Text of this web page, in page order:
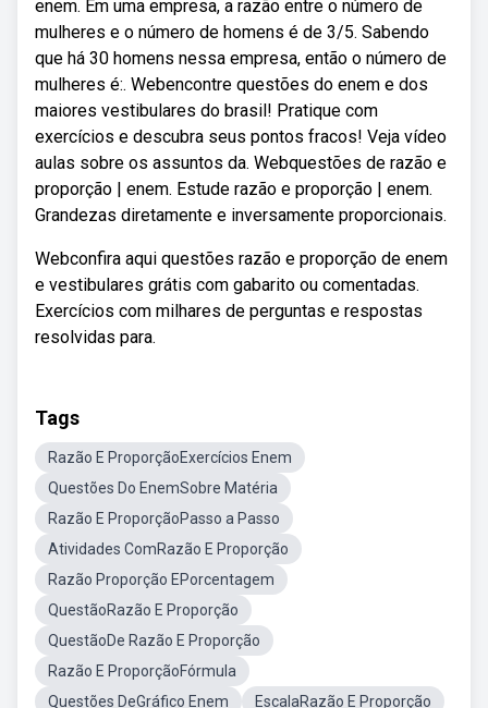
enem. Em uma empresa, a razão entre o número de
mulheres e o número de homens é de 3/5. Sabendo
que há 30 homens nessa empresa, então o número de
mulheres é:. Webencontre questões do enem e dos
maiores vestibulares do brasil! Pratique com
exercícios e descubra seus pontos fracos! Veja vídeo
aulas sobre os assuntos da. Webquestões de razão e
proporção | enem. Estude razão e proporção | enem.
Grandezas diretamente e inversamente proporcionais.
Webconfira aqui questões razão e proporção de enem
e vestibulares grátis com gabarito ou comentadas.
Exercícios com milhares de perguntas e respostas
resolvidas para.
Tags
Razão E ProporçãoExercícios Enem
Questões Do EnemSobre Matéria
Razão E ProporçãoPasso a Passo
Atividades ComRazão E Proporção
Razão Proporção EPorcentagem
QuestãoRazão E Proporção
QuestãoDe Razão E Proporção
Razão E ProporçãoFórmula
Questões DeGráfico Enem
EscalaRazão E Proporção